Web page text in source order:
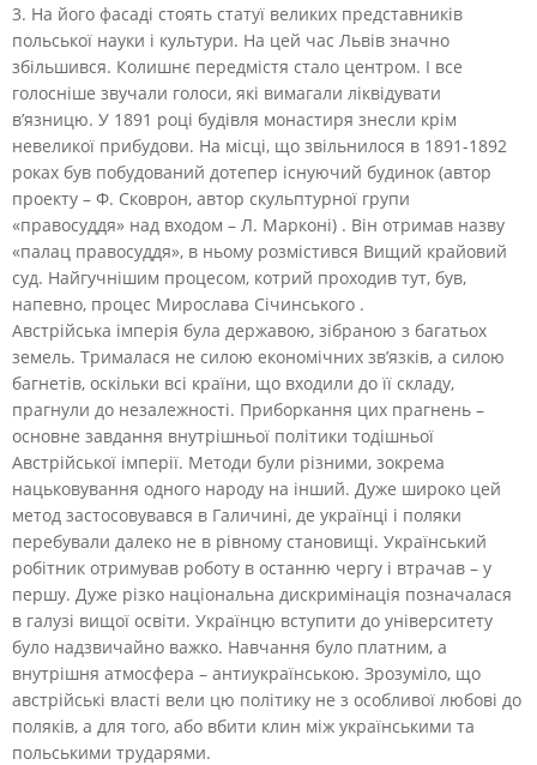
3. На його фасаді стоять статуї великих представників
польської науки і культури. На цей час Львів значно
збільшився. Колишнє передмістя стало центром. І все
голосніше звучали голоси, які вимагали ліквідувати
в’язницю. У 1891 році будівля монастиря знесли крім
невеликої прибудови. На місці, що звільнилося в 1891-1892
роках був побудований дотепер існуючий будинок (автор
проекту – Ф. Сковрон, автор скульптурної групи
«правосуддя» над входом – Л. Марконі) . Він отримав назву
«палац правосуддя», в ньому розмістився Вищий крайовий
суд. Найгучнішим процесом, котрий проходив тут, був,
напевно, процес Мирослава Січинського .
Австрійська імперія була державою, зібраною з багатьох
земель. Трималася не силою економічних зв’язків, а силою
багнетів, оскільки всі країни, що входили до її складу,
прагнули до незалежності. Приборкання цих прагнень –
основне завдання внутрішньої політики тодішньої
Австрійської імперії. Методи були різними, зокрема
нацьковування одного народу на інший. Дуже широко цей
метод застосовувався в Галичині, де українці і поляки
перебували далеко не в рівному становищі. Український
робітник отримував роботу в останню чергу і втрачав – у
першу. Дуже різко національна дискримінація позначалася
в галузі вищої освіти. Українцю вступити до університету
було надзвичайно важко. Навчання було платним, а
внутрішня атмосфера – антиукраїнською. Зрозуміло, що
австрійські власті вели цю політику не з особливої любові до
поляків, а для того, або вбити клин між українськими та
польськими трударями.